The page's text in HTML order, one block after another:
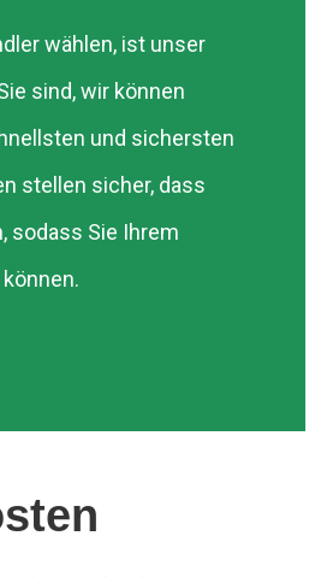
wählen, ist unser
sind, wir können
und sichersten
stellen sicher, dass
sodass Sie Ihrem